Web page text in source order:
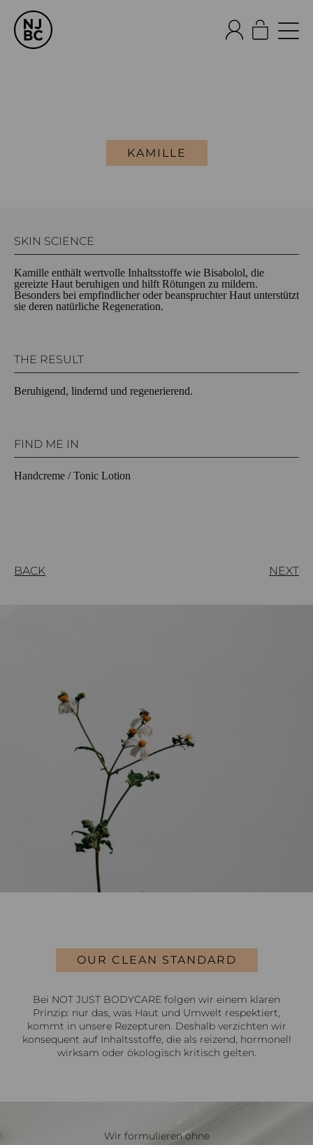
KAMILLE
SKIN SCIENCE
Kamille enthält wertvolle Inhaltsstoffe wie Bisabolol, die
gereizte Haut beruhigen und hilft Rötungen zu mildern.
Besonders bei empfindlicher oder beanspruchter Haut unterstützt
sie deren natürliche Regeneration.
THE RESULT
Beruhigend, lindernd und regenerierend.
FIND ME IN
Handcreme / Tonic Lotion
BACK NEXT
OUR CLEAN STANDARD
Bei NOT JUST BODYCARE folgen wir einem klaren
Prinzip: nur das, was Haut und Umwelt respektiert,
kommt in unsere Rezepturen. Deshalb verzichten wir
konsequent auf Inhaltsstoffe, die als reizend, hormonell
wirksam oder ökologisch kritisch gelten.
Wir formulieren ohne